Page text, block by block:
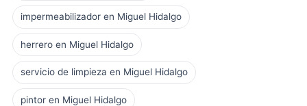
impermeabilizador en Miguel Hidalgo
herrero en Miguel Hidalgo
servicio de limpieza en Miguel Hidalgo
pintor en Miguel Hidalgo